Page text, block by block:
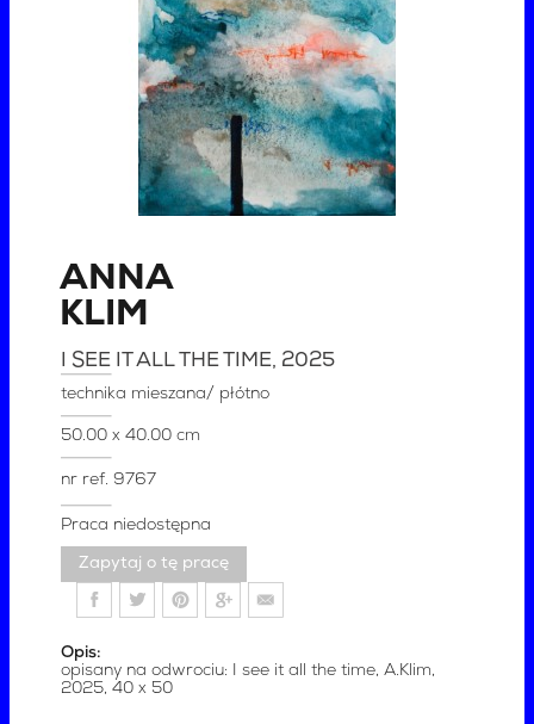
ANNA
KLIM
I SEE IT ALL THE TIME, 2025
technika mieszana/ płótno
50.00 x 40.00 cm
nr ref.9767
Praca niedostępna
Zapytaj o tę pracę
Opis:
opisany na odwrociu: I see it all the time, A.Klim,
2025, 40 x 50